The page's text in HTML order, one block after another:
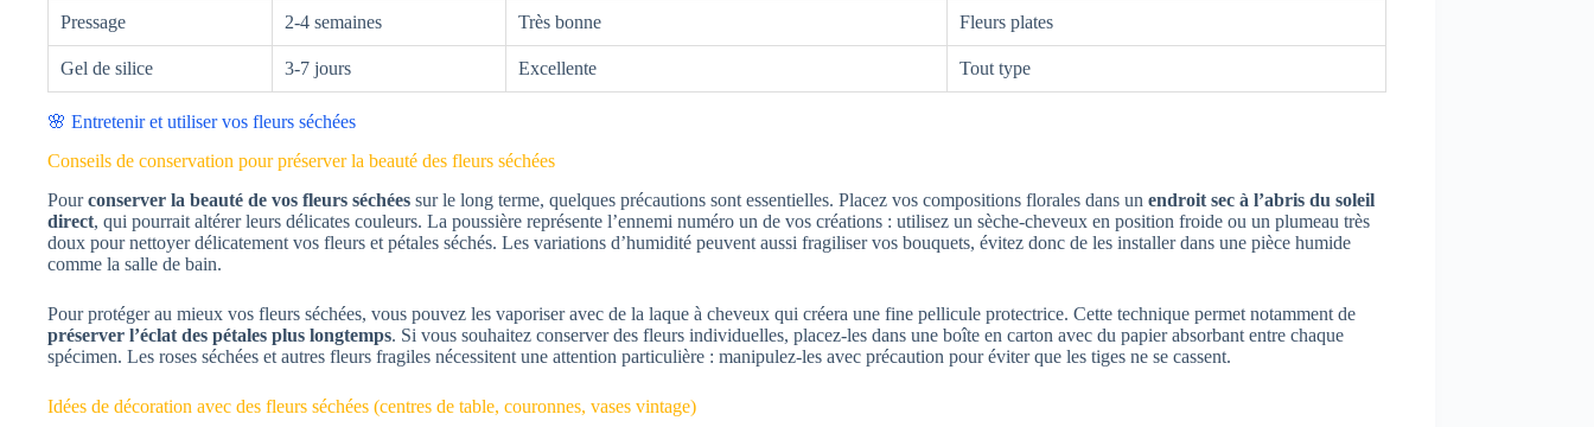
Pressage 2-4 semaines Très bonne Fleurs plates
Gel de silice 3-7 jours Excellente Tout type
🌸 Entretenir et utiliser vos fleurs séchées
Conseils de conservation pour préserver la beauté des fleurs séchées
Pourconserver la beauté de vos fleurs séchées sur le long terme, quelques précautions sont essentielles. Placez vos compositions florales dans un endroit sec à l’abris du soleil
direct, qui pourrait altérer leurs délicates couleurs. La poussière représente l’ennemi numéro un de vos créations : utilisez un sèche-cheveux en position froide ou un plumeau très
doux pour nettoyer délicatement vos fleurs et pétales séchés. Les variations d’humidité peuvent aussi fragiliser vos bouquets, évitez donc de les installer dans une pièce humide
comme la salle de bain.
Pour protéger au mieux vos fleurs séchées, vous pouvez les vaporiser avec de la laque à cheveux qui créera une fine pellicule protectrice. Cette technique permet notamment de
préserver l’éclat des pétales plus longtemps. Si vous souhaitez conserver des fleurs individuelles, placez-les dans une boîte en carton avec du papier absorbant entre chaque
spécimen. Les roses séchées et autres fleurs fragiles nécessitent une attention particulière : manipulez-les avec précaution pour éviter que les tiges ne se cassent.
Idées de décoration avec des fleurs séchées (centres de table, couronnes, vases vintage)